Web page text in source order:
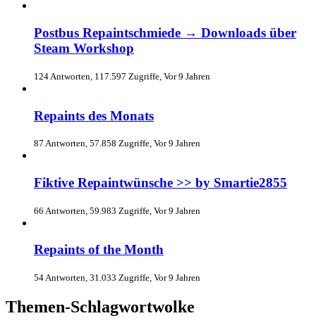
Postbus Repaintschmiede → Downloads über
Steam Workshop
124 Antworten, 117.597 Zugriffe, Vor 9 Jahren
Repaints des Monats
87 Antworten, 57.858 Zugriffe, Vor 9 Jahren
Fiktive Repaintwünsche >> by Smartie2855
66 Antworten, 59.983 Zugriffe, Vor 9 Jahren
Repaints of the Month
54 Antworten, 31.033 Zugriffe, Vor 9 Jahren
Themen-Schlagwortwolke